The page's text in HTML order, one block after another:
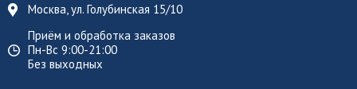
Москва, ул. Голубинская 15/10
Приём и обработка заказов
Пн-Вс 9:00-21:00
Без выходных